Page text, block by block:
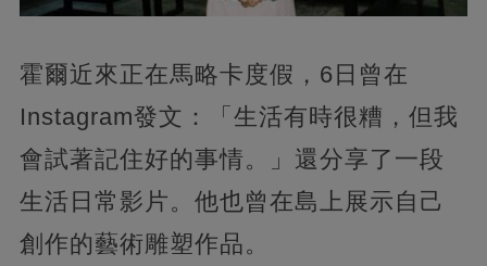
霍爾近來正在馬略卡度假，6日曾在
Instagram發文：「生活有時很糟，但我
會試著記住好的事情。」還分享了一段
生活日常影片。他也曾在島上展示自己
創作的藝術雕塑作品。